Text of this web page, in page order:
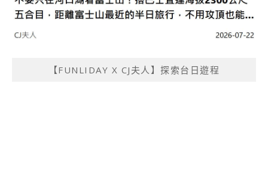
【FUNLIDAY X CJ夫人】探索台日遊程